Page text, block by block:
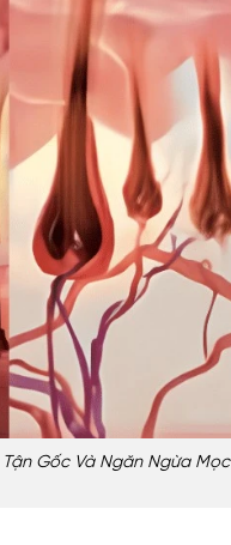
Gốc Và Ngăn Ngừa Mọc